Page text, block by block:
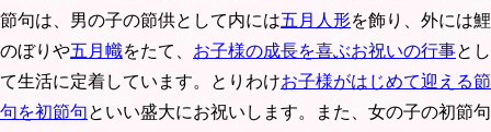
節句は、男の子の節供として内には五月人形を飾り、外には鯉
のぼりや五月幟をたて、 お子様の成長を喜ぶお祝いの行事とし
て生活に定着しています。とりわけお子様がはじめて迎える節
句を初節句といい盛大にお祝いします。また、女の子の初節句